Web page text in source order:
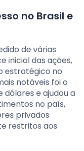
no Brasil e
de várias
inicial das ações,
estratégico no
notáveis foi o
dólares e ajudou a
no país,
privados
restritos aos